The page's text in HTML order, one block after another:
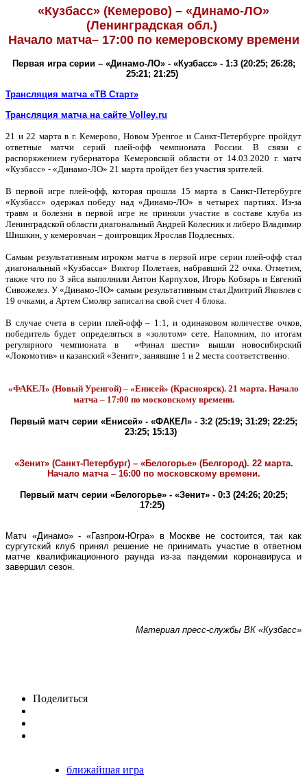
«Кузбасс» (Кемерово) – «Динамо-ЛО»
(Ленинградская обл.)
Начало матча– 17:00 по кемеровскому времени
Первая игра серии – «Динамо-ЛО» - «Кузбасс» - 1:3 (20:25; 26:28;
25:21; 21:25)
Трансляция матча «ТВ Старт»
Трансляция матча на сайте Volley.ru
21 и 22 марта в г. Кемерово, Новом Уренгое и Санкт-Петербурге пройдут
ответные матчи серий плей-офф чемпионата России. В связи с
распоряжением губернатора Кемеровской области от 14.03.2020 г. матч
«Кузбасс» - «Динамо-ЛО» 21 марта пройдет без участия зрителей.
В первой игре плей-офф, которая прошла 15 марта в Санкт-Петербурге
«Кузбасс» одержал победу над «Динамо-ЛО» в четырех партиях. Из-за
травм и болезни в первой игре не приняли участие в составе клуба из
Ленинградской области диагональный Андрей Колесник и либеро Владимир
Шишкин, у кемеровчан – доигровщик Ярослав Подлесных.
Самым результативным игроком матча в первой игре серии плей-офф стал
диагональный «Кузбасса» Виктор Полетаев, набравший 22 очка. Отметим,
также что по 3 эйса выполнили Антон Карпухов, Игорь Кобзарь и Евгений
Сивожелез. У «Динамо-ЛО» самым результативным стал Дмитрий Яковлев с
19 очками, а Артем Смоляр записал на свой счет 4 блока.
В случае счета в серии плей-офф – 1:1, и одинаковом количестве очков,
победитель будет определяться в «золотом» сете. Напомним, по итогам
регулярного чемпионата в
«Финал шести» вышли новосибирский
«Локомотив» и казанский «Зенит», занявшие 1 и 2 места соответственно.
«ФАКЕЛ» (Новый Уренгой) – «Енисей» (Красноярск). 21 марта. Начало
матча – 17:00 по московскому времени.
Первый матч серии «Енисей» - «ФАКЕЛ» - 3:2 (25:19; 31:29; 22:25;
23:25; 15:13)
«Зенит» (Санкт-Петербург) – «Белогорье» (Белгород). 22 марта.
Начало матча – 16:00 по московскому времени.
Первый матч серии «Белогорье» - «Зенит» - 0:3 (24:26; 20:25;
17:25)
Матч «Динамо» - «Газпром-Югра» в Москве не состоится, так как
сургутский клуб принял решение не принимать участие в ответном
матче квалификационного раунда из-за пандемии коронавируса и
завершил сезон.
Материал пресс-службы ВК «Кузбасс»
Поделиться
ближайшая игра